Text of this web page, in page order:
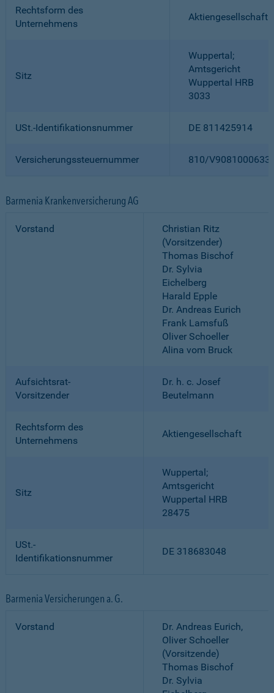
Rechtsform des
Unternehmens
Aktiengesellschaft
Sitz
Wuppertal;
Amtsgericht
Wuppertal HRB
3033
USt.-Identifikationsnummer DE 811425914
Versicherungssteuernummer 810/
Barmenia Krankenversicherung AG
Vorstand
Christian Ritz
(Vorsitzender)
Thomas Bischof
Dr. Sylvia
Eichelberg
Harald Epple
Dr. Andreas Eurich
Frank Lamsfuß
Oliver Schoeller
Alina vom Bruck
Aufsichtsrat-
Vorsitzender
Dr. h. c. Josef
Beutelmann
Rechtsform des
Unternehmens
Aktiengesellschaft
Sitz
Wuppertal;
Amtsgericht
Wuppertal HRB
28475
USt.-
Identifikationsnummer
DE 318683048
Barmenia Versicherungen a. G.
Vorstand
Dr. Andreas Eurich,
Oliver Schoeller
(Vorsitzende)
Thomas Bischof
Dr. Sylvia